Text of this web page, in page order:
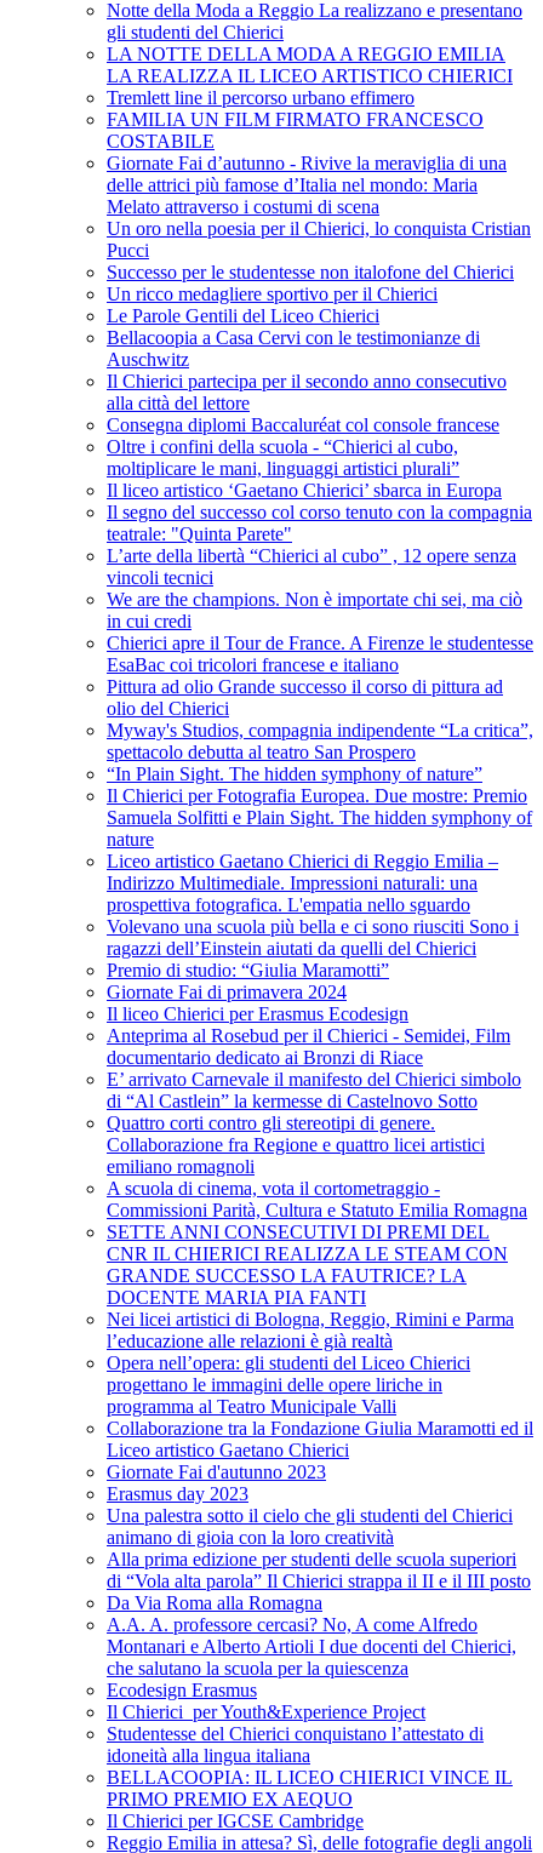
Notte della Moda a Reggio La realizzano e presentano
gli studenti del Chierici
LA NOTTE DELLA MODA A REGGIO EMILIA
LA REALIZZA IL LICEO ARTISTICO CHIERICI
Tremlett line il percorso urbano effimero
FAMILIA UN FILM FIRMATO FRANCESCO
COSTABILE
Giornate Fai d’autunno - Rivive la meraviglia di una
delle attrici più famose d’Italia nel mondo: Maria
Melato attraverso i costumi di scena
Un oro nella poesia per il Chierici, lo conquista Cristian
Pucci
Successo per le studentesse non italofone del Chierici
Un ricco medagliere sportivo per il Chierici
Le Parole Gentili del Liceo Chierici
Bellacoopia a Casa Cervi con le testimonianze di
Auschwitz
Il Chierici partecipa per il secondo anno consecutivo
alla città del lettore
Consegna diplomi Baccaluréat col console francese
Oltre i confini della scuola - “Chierici al cubo,
moltiplicare le mani, linguaggi artistici plurali”
Il liceo artistico ‘Gaetano Chierici’ sbarca in Europa
Il segno del successo col corso tenuto con la compagnia
teatrale: "Quinta Parete"
L’arte della libertà “Chierici al cubo” , 12 opere senza
vincoli tecnici
We are the champions. Non è importate chi sei, ma ciò
in cui credi
Chierici apre il Tour de France. A Firenze le studentesse
EsaBac coi tricolori francese e italiano
Pittura ad olio Grande successo il corso di pittura ad
olio del Chierici
Myway's Studios, compagnia indipendente “La critica”,
spettacolo debutta al teatro San Prospero
“In Plain Sight. The hidden symphony of nature”
Il Chierici per Fotografia Europea. Due mostre: Premio
Samuela Solfitti e Plain Sight. The hidden symphony of
nature
Liceo artistico Gaetano Chierici di Reggio Emilia –
Indirizzo Multimediale. Impressioni naturali: una
prospettiva fotografica. L'empatia nello sguardo
Volevano una scuola più bella e ci sono riusciti Sono i
ragazzi dell’Einstein aiutati da quelli del Chierici
Premio di studio: “Giulia Maramotti”
Giornate Fai di primavera 2024
Il liceo Chierici per Erasmus Ecodesign
Anteprima al Rosebud per il Chierici - Semidei, Film
documentario dedicato ai Bronzi di Riace
E’ arrivato Carnevale il manifesto del Chierici simbolo
di “Al Castlein” la kermesse di Castelnovo Sotto
Quattro corti contro gli stereotipi di genere.
Collaborazione fra Regione e quattro licei artistici
emiliano romagnoli
A scuola di cinema, vota il cortometraggio -
Commissioni Parità, Cultura e Statuto Emilia Romagna
SETTE ANNI CONSECUTIVI DI PREMI DEL
CNR IL CHIERICI REALIZZA LE STEAM CON
GRANDE SUCCESSO LA FAUTRICE? LA
DOCENTE MARIA PIA FANTI
Nei licei artistici di Bologna, Reggio, Rimini e Parma
l’educazione alle relazioni è già realtà
Opera nell’opera: gli studenti del Liceo Chierici
progettano le immagini delle opere liriche in
programma al Teatro Municipale Valli
Collaborazione tra la Fondazione Giulia Maramotti ed il
Liceo artistico Gaetano Chierici
Giornate Fai d'autunno 2023
Erasmus day 2023
Una palestra sotto il cielo che gli studenti del Chierici
animano di gioia con la loro creatività
Alla prima edizione per studenti delle scuola superiori
di “Vola alta parola” Il Chierici strappa il II e il III posto
Da Via Roma alla Romagna
A.A. A. professore cercasi? No, A come Alfredo
Montanari e Alberto Artioli I due docenti del Chierici,
che salutano la scuola per la quiescenza
Ecodesign Erasmus
Il Chierici per Youth&Experience Project
Studentesse del Chierici conquistano l’attestato di
idoneità alla lingua italiana
BELLACOOPIA: IL LICEO CHIERICI VINCE IL
PRIMO PREMIO EX AEQUO
Il Chierici per IGCSE Cambridge
Reggio Emilia in attesa? Sì, delle fotografie degli angoli